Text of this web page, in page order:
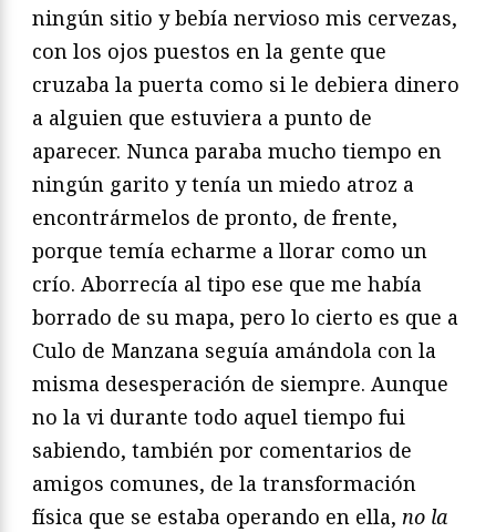
ningún sitio y bebía nervioso mis cervezas,
con los ojos puestos en la gente que
cruzaba la puerta como si le debiera dinero
a alguien que estuviera a punto de
aparecer. Nunca paraba mucho tiempo en
ningún garito y tenía un miedo atroz a
encontrármelos de pronto, de frente,
porque temía echarme a llorar como un
crío. Aborrecía al tipo ese que me había
borrado de su mapa, pero lo cierto es que a
Culo de Manzana seguía amándola con la
misma desesperación de siempre. Aunque
no la vi durante todo aquel tiempo fui
sabiendo, también por comentarios de
amigos comunes, de la transformación
física que se estaba operando en ella, no la